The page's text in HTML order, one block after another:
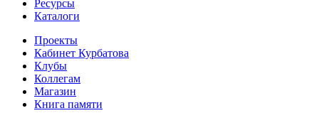
Ресурсы
Каталоги
Проекты
Кабинет Курбатова
Клубы
Коллегам
Магазин
Книга памяти